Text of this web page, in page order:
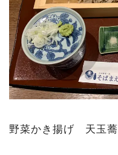
野菜かき揚げ 天玉